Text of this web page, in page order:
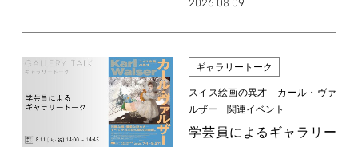
2026.08.09
ギャラリートーク
スイス絵画の異才 カール・ヴァ
ルザー 関連イベント
学芸員によるギャラリー